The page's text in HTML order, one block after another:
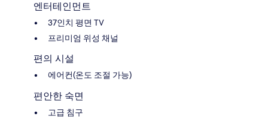
엔터테인먼트
37인치 평면 TV
프리미엄 위성 채널
편의 시설
에어컨(온도 조절 가능)
편안한 숙면
고급 침구